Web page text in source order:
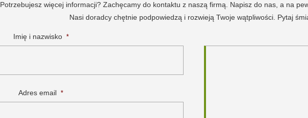
Potrzebujesz więcej informacji? Zachęcamy do kontaktu z naszą firmą. Napisz do nas, a na
Nasi doradcy chętnie podpowiedzą i rozwieją Twoje wątpliwości. Pytaj
Imię i nazwisko *
Adres email *